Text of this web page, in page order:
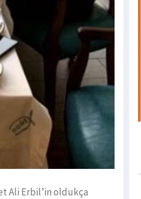
Ali Erbil’in oldukça